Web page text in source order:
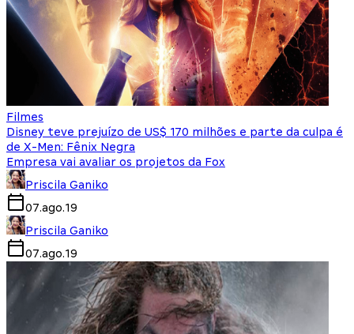
Filmes
Disney teve prejuízo de US$ 170 milhões e parte da culpa é
de X-Men: Fênix Negra
Empresa vai avaliar os projetos da Fox
Priscila Ganiko
07.ago.19
Priscila Ganiko
07.ago.19